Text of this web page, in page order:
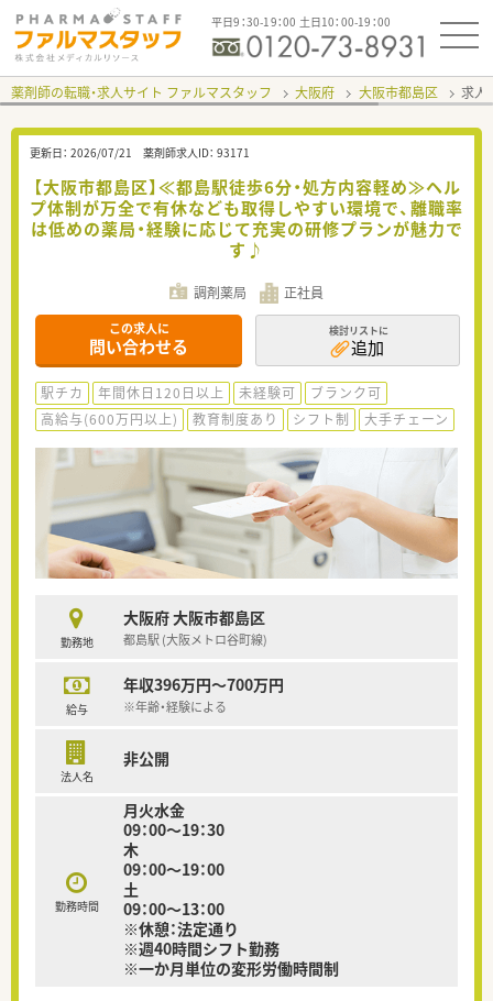
平日9：30-19：00 土日10：00-19：00
薬剤師の転職・求人サイト ファルマスタッフ 大阪府 大阪市都島区 求人
更新日： 2026/07/21 薬剤師求人ID： 93171
【大阪市都島区】≪都島駅徒歩6分・処方内容軽め≫ヘル
プ体制が万全で有休なども取得しやすい環境で、離職率
は低めの薬局・経験に応じて充実の研修プランが魅力で
す♪
調剤薬局 正社員
この求人に
問い合わせる
検討リストに
追加
駅チカ 年間休日120日以上 未経験可
ブランク可
高給与(600万円以上)
教育制度あり シフト制 大手チェーン
勤務地
大阪府 大阪市都島区
都島駅 (大阪メトロ谷町線)
給与
年収396万円～700万円
※年齢・経験による
法人名
非公開
勤務時間
月火水金
09：00～19：30
木
09：00～19：00
土
09：00～13：00
※休憩：法定通り
※週40時間シフト勤務
※一か月単位の変形労働時間制